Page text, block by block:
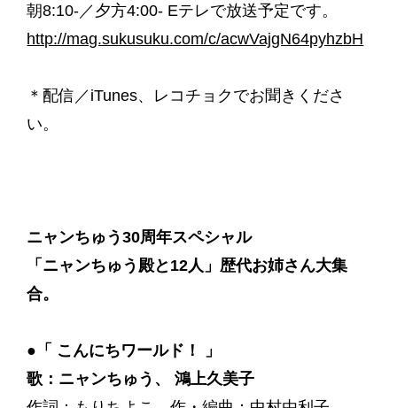
朝8:10-／夕方4:00- Eテレで放送予定です。
http://mag.sukusuku.com/c/acwVajgN64pyhzbH
＊配信／iTunes、レコチョクでお聞きくださ
い。
ニャンちゅう30周年スペシャル
「ニャンちゅう殿と12人」歴代お姉さん大集
合。
●「 こんにちワールド！ 」
歌：ニャンちゅう、 鴻上久美子